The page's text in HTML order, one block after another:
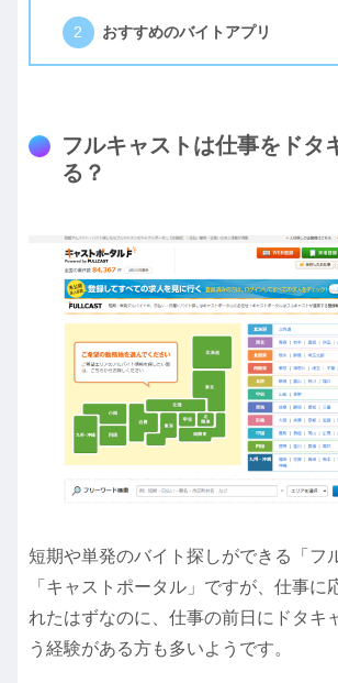
おすすめのバイトアプリ
フルキャストは仕事をドタ
る？
短期や単発のバイト探しができる「フ
「キャストポータル」ですが、仕事に
れたはずなのに、仕事の前日にドタキ
う経験がある方も多いようです。